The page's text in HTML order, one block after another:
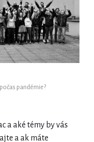
pandémie?
a aké témy by vás
a ak máte